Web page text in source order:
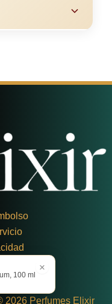
2026 Perfumes Elixir
100 ml
×